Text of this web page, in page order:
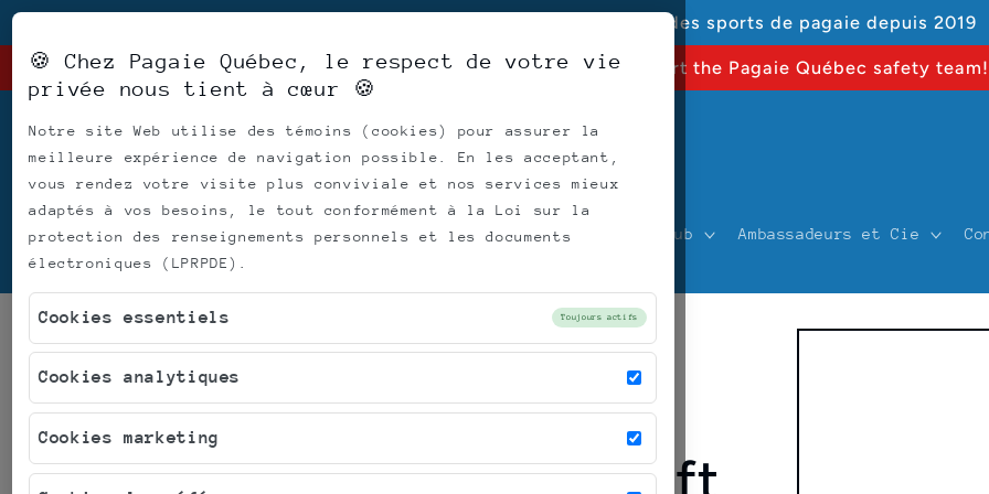
Skip to
Votre spécialiste des sports de pagaie depuis 2019
DÉFI KAYAK 2026: support the Pagaie Québec safety team!
À propos Produits Services Rabais Formation Club Ambassadeurs et Cie
Skip to
MOS Racks
Support de transport
multifonction MOS UpLift
🍪 Chez Pagaie Québec, le respect de votre vie
privée nous tient à cœur 🍪
Notre site Web utilise des témoins (cookies) pour assurer la
meilleure expérience de navigation possible. En les acceptant,
vous rendez votre visite plus conviviale et nos services mieux
adaptés à vos besoins, le tout conformément à la Loi sur la
protection des renseignements personnels et les documents
électroniques (LPRPDE).
Cookies essentiels Toujours actifs
Cookies analytiques
Cookies marketing